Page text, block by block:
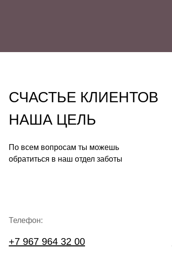
СЧАСТЬЕ КЛИЕНТОВ
НАША ЦЕЛЬ
По всем вопросам ты можешь
обратиться в наш отдел заботы
Телефон:
+7 967 964 32 00